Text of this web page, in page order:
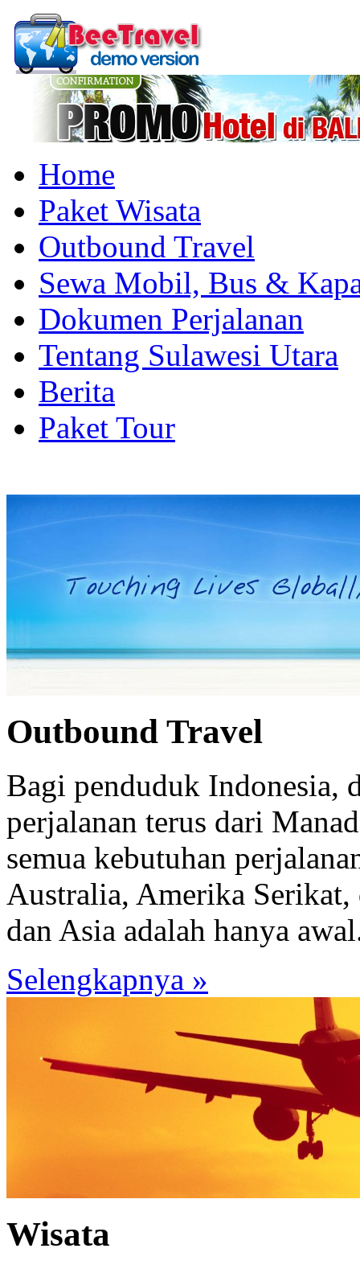
Home
Paket Wisata
Outbound Travel
Sewa Mobil, Bus &
Dokumen Perjalanan
Tentang Sulawesi Utara
Berita
Paket Tour
Outbound Travel
Bagi penduduk Indonesia,
perjalanan terus dari
semua kebutuhan
Australia, Amerika
dan Asia adalah hanya
Selengkapnya »
Wisata